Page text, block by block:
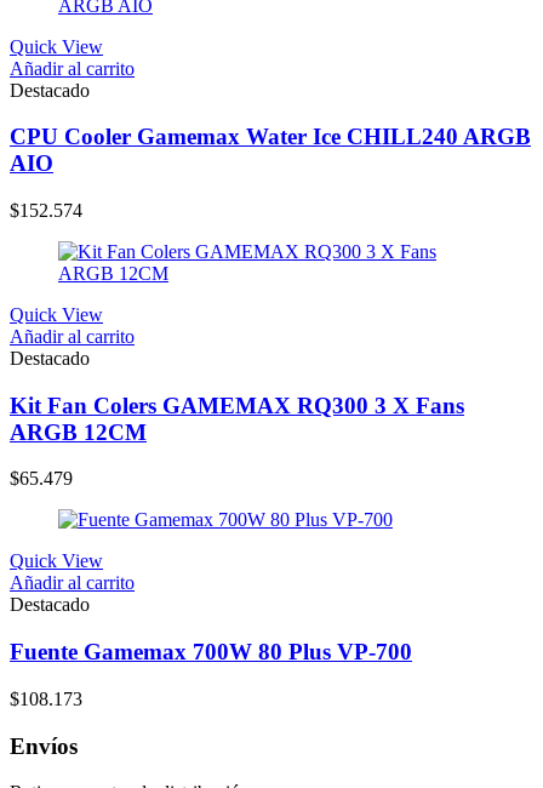
Quick View
Añadir al carrito
Destacado
CPU Cooler Gamemax Water Ice CHILL240 ARGB
AIO
$152.574
Quick View
Añadir al carrito
Destacado
Kit Fan Colers GAMEMAX RQ300 3 X Fans
ARGB 12CM
$65.479
Quick View
Añadir al carrito
Destacado
Fuente Gamemax 700W 80 Plus VP-700
$108.173
Envíos